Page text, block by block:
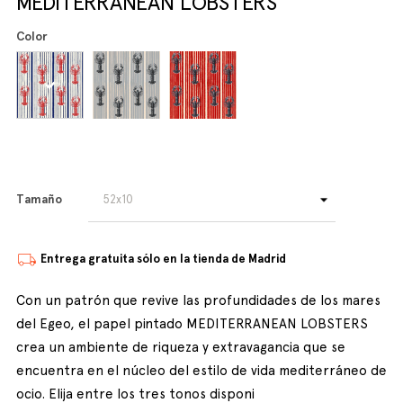
Color
Tamaño
Entrega gratuita sólo en la tienda de Madrid
Con un patrón que revive las profundidades de los mares
del Egeo, el papel pintado MEDITERRANEAN LOBSTERS
crea un ambiente de riqueza y extravagancia que se
encuentra en el núcleo del estilo de vida mediterráneo de
ocio. Elija entre los tres tonos disponi